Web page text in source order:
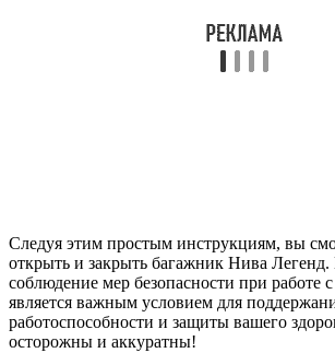
Следуя этим простым инструкциям, вы
открыть и закрыть багажник Нива
соблюдение мер безопасности при работе
является важным условием для
работоспособности и защиты вашего
осторожны и аккуратны!